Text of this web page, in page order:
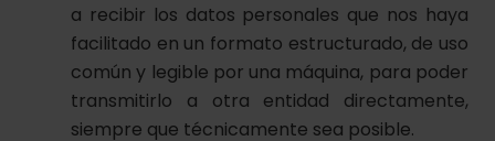
a recibir los datos personales que nos haya
facilitado en un formato estructurado, de uso
común y legible por una máquina, para poder
transmitirlo a otra entidad directamente,
siempre que técnicamente sea posible.